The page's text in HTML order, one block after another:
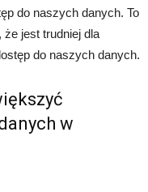
do naszych danych. To
​​jest trudniej dla
do naszych danych.
w